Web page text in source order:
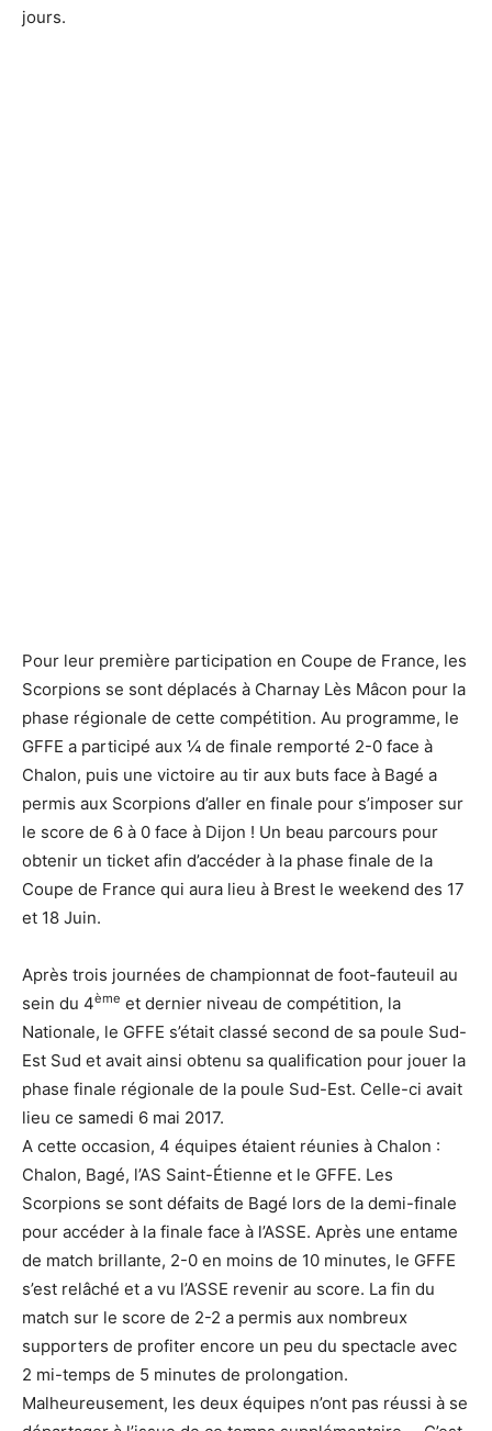
jours.
Pour leur première participation en Coupe de France, les
Scorpions se sont déplacés à Charnay Lès Mâcon pour la
phase régionale de cette compétition. Au programme, le
GFFE a participé aux ¼ de finale remporté 2-0 face à
Chalon, puis une victoire au tir aux buts face à Bagé a
permis aux Scorpions d’aller en finale pour s’imposer sur
le score de 6 à 0 face à Dijon ! Un beau parcours pour
obtenir un ticket afin d’accéder à la phase finale de la
Coupe de France qui aura lieu à Brest le weekend des 17
et 18 Juin.
Après trois journées de championnat de foot-fauteuil au
sein du 4ème et dernier niveau de compétition, la
Nationale, le GFFE s’était classé second de sa poule Sud-
Est Sud et avait ainsi obtenu sa qualification pour jouer la
phase finale régionale de la poule Sud-Est. Celle-ci avait
lieu ce samedi 6 mai 2017.
A cette occasion, 4 équipes étaient réunies à Chalon :
Chalon, Bagé, l’AS Saint-Étienne et le GFFE. Les
Scorpions se sont défaits de Bagé lors de la demi-finale
pour accéder à la finale face à l’ASSE. Après une entame
de match brillante, 2-0 en moins de 10 minutes, le GFFE
s’est relâché et a vu l’ASSE revenir au score. La fin du
match sur le score de 2-2 a permis aux nombreux
supporters de profiter encore un peu du spectacle avec
2 mi-temps de 5 minutes de prolongation.
Malheureusement, les deux équipes n’ont pas réussi à se